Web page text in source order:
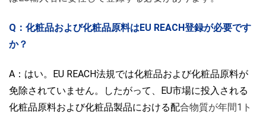
Q：化粧品および化粧品原料はEU REACH登録が必要です
か？
A：はい。EU REACH法規では化粧品および化粧品原料が
免除されていません。したがって、EU市場に投入される
化粧品原料および化粧品製品における配合物質が年間1ト